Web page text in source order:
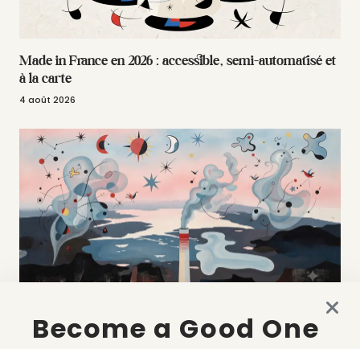
Made in France en 2026 : accessible, semi-automatisé et
à la carte
4 août 2026
La liste des prestataires du bilan carbone d’une marque
de mode
Become a Good One